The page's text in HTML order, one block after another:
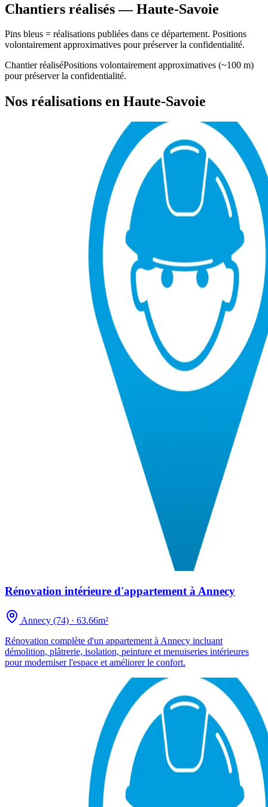
Chantiers réalisés — Haute-Savoie
Pins bleus = réalisations publiées dans ce département. Positions
volontairement approximatives pour préserver la confidentialité.
Chantier réaliséPositions volontairement approximatives (~100 m)
pour préserver la confidentialité.
Nos réalisations en Haute-Savoie
Rénovation intérieure d'appartement à Annecy
Annecy (74) · 63.66m²
Rénovation complète d'un appartement à Annecy incluant
démolition, plâtrerie, isolation, peinture et menuiseries intérieures
pour moderniser l'espace et améliorer le confort.